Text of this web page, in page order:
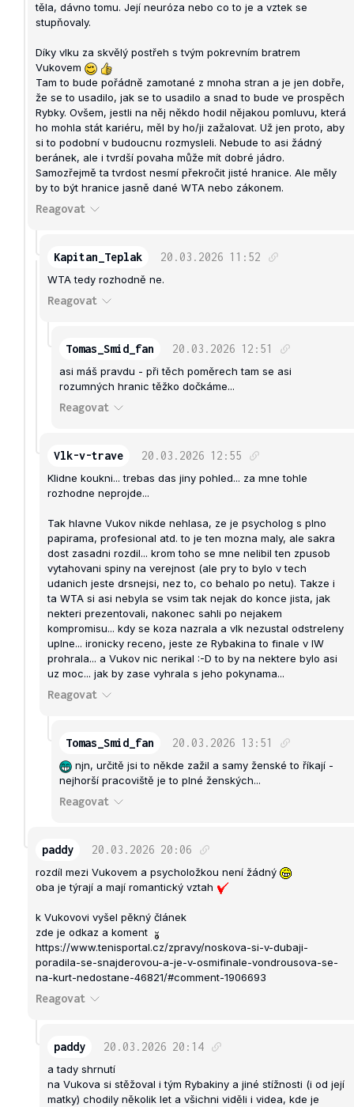
těla, dávno tomu. Její neuróza nebo co to je a vztek se
stupňovaly.
Díky vlku za skvělý postřeh s tvým pokrevním bratrem
Vukovem
Tam to bude pořádně zamotané z mnoha stran a je jen dobře,
že se to usadilo, jak se to usadilo a snad to bude ve prospěch
Rybky. Ovšem, jestli na něj někdo hodil nějakou pomluvu, která
ho mohla stát kariéru, měl by ho/ji zažalovat. Už jen proto, aby
si to podobní v budoucnu rozmysleli. Nebude to asi žádný
beránek, ale i tvrdší povaha může mít dobré jádro.
Samozřejmě ta tvrdost nesmí překročit jisté hranice. Ale měly
by to být hranice jasně dané WTA nebo zákonem.
Reagovat
Kapitan_Teplak 20.03.2026 11:52
WTA tedy rozhodně ne.
Reagovat
Tomas_Smid_fan 20.03.2026 12:51
asi máš pravdu - při těch poměrech tam se asi
rozumných hranic těžko dočkáme...
Reagovat
Vlk-v-trave 20.03.2026 12:55
Klidne koukni... trebas das jiny pohled... za mne tohle
rozhodne neprojde...
Tak hlavne Vukov nikde nehlasa, ze je psycholog s plno
papirama, profesional atd. to je ten mozna maly, ale sakra
dost zasadni rozdil... krom toho se mne nelibil ten zpusob
vytahovani spiny na verejnost (ale pry to bylo v tech
udanich jeste drsnejsi, nez to, co behalo po netu). Takze i
ta WTA si asi nebyla se vsim tak nejak do konce jista, jak
nekteri prezentovali, nakonec sahli po nejakem
kompromisu... kdy se koza nazrala a vlk nezustal odstreleny
uplne... ironicky receno, jeste ze Rybakina to finale v IW
prohrala... a Vukov nic nerikal :-D to by na nektere bylo asi
uz moc... jak by zase vyhrala s jeho pokynama...
Reagovat
Tomas_Smid_fan 20.03.2026 13:51
njn, určitě jsi to někde zažil a samy ženské to říkají -
nejhorší pracoviště je to plné ženských...
Reagovat
paddy 20.03.2026 20:06
rozdíl mezi Vukovem a psycholožkou není žádný
oba je týrají a mají romantický vztah
k Vukovovi vyšel pěkný článek
zde je odkaz a koment
https://www.tenisportal.cz/zpravy/noskova-si-v-dubaji-
poradila-se-snajderovou-a-je-v-osmifinale-vondrousova-se-
na-kurt-nedostane-46821/#comment-1906693
Reagovat
paddy 20.03.2026 20:14
a tady shrnutí
na Vukova si stěžoval i tým Rybakiny a jiné stížnosti (i od její
matky) chodily několik let a všichni viděli i videa, kde je